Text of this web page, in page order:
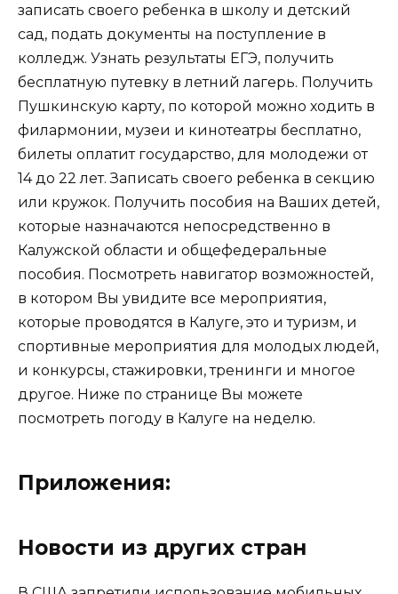
записать своего ребенка в школу и детский
сад, подать документы на поступление в
колледж. Узнать результаты ЕГЭ, получить
бесплатную путевку в летний лагерь. Получить
Пушкинскую карту, по которой можно ходить в
филармонии, музеи и кинотеатры бесплатно,
билеты оплатит государство, для молодежи от
14 до 22 лет. Записать своего ребенка в секцию
или кружок. Получить пособия на Ваших детей,
которые назначаются непосредственно в
Калужской области и общефедеральные
пособия. Посмотреть навигатор возможностей,
в котором Вы увидите все мероприятия,
которые проводятся в Калуге, это и туризм, и
спортивные мероприятия для молодых людей,
и конкурсы, стажировки, тренинги и многое
другое. Ниже по странице Вы можете
посмотреть погоду в Калуге на неделю.
Приложения:
Новости из других стран